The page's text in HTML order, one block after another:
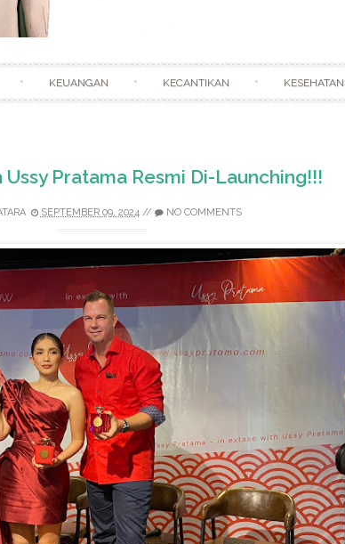
KEUANGAN KECANTIKAN KESEHATAN
Ussy Pratama Resmi Di-Launching!!!
SEPTEMBER 09, 2024// NO COMMENTS